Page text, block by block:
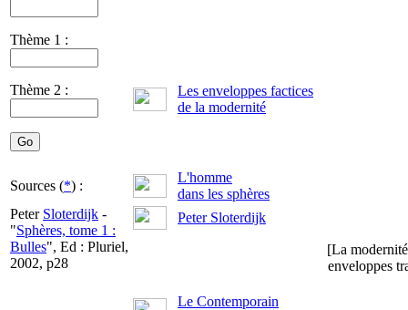
Thème 1 :
Thème 2 :
Les enveloppes factices
de la modernité
Sources (*) :
L'homme
dans les sphères
Peter Sloterdijk -
"Sphères, tome 1 :
Bulles", Ed : Pluriel,
2002, p28
Peter Sloterdijk
[La
enveloppes
Le Contemporain